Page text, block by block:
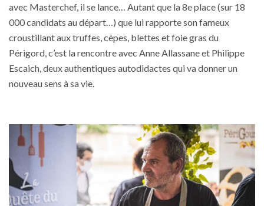
avec Masterchef, il se lance… Autant que la 8e place (sur 18
000 candidats au départ…) que lui rapporte son fameux
croustillant aux truffes, cèpes, blettes et foie gras du
Périgord, c’est la rencontre avec Anne Allassane et Philippe
Escaich, deux authentiques autodidactes qui va donner un
nouveau sens à sa vie.